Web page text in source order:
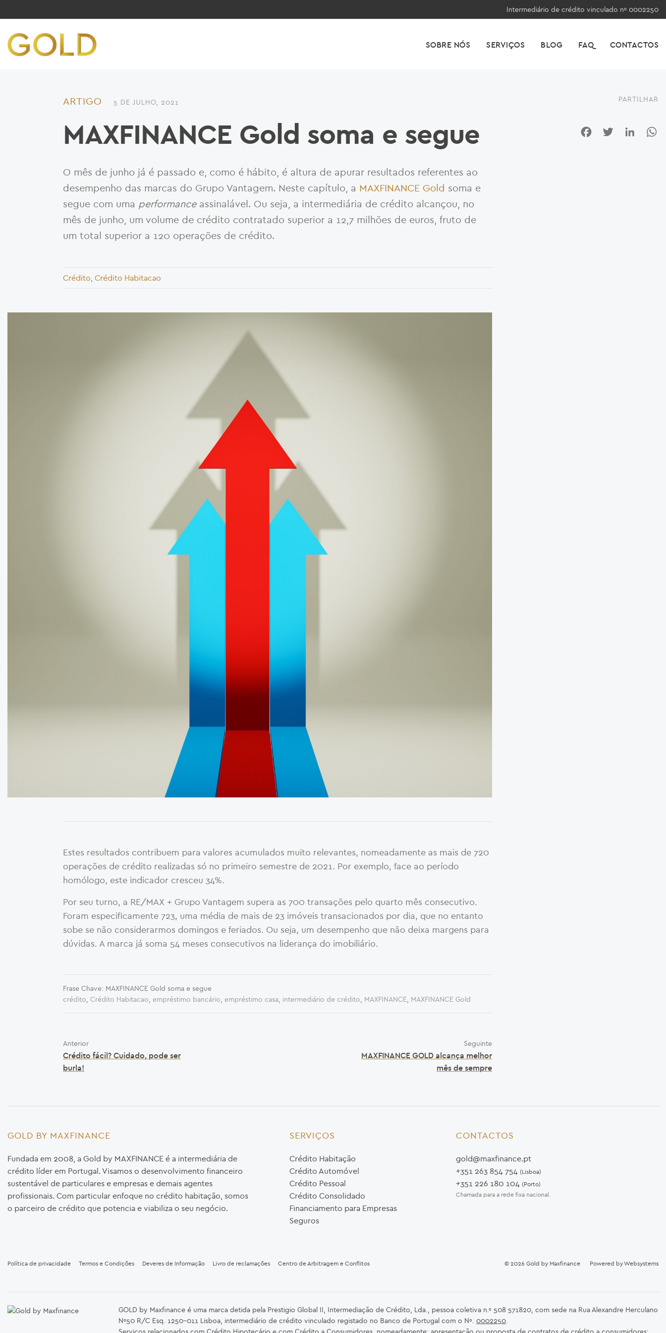
Intermediário de crédito vinculado nº 0002250
SOBRE NÓS SERVIÇOS BLOG FAQ CONTACTOS
ARTIGO 5 DE JULHO, 2021
MAXFINANCE Gold soma e segue
O mês de junho já é passado e, como é hábito, é altura de apurar resultados referentes ao
desempenho das marcas do Grupo Vantagem. Neste capítulo, a MAXFINANCE Gold soma e
segue com uma performanceassinalável. Ou seja, a intermediária de crédito alcançou, no
mês de junho, um volume de crédito contratado superior a 12,7 milhões de euros, fruto de
um total superior a 120 operações de crédito.
Crédito, Crédito Habitacao
PARTILHAR
FacebookTwitter
Estes resultados contribuem para valores acumulados muito relevantes, nomeadamente as mais de 720
operações de crédito realizadas só no primeiro semestre de 2021. Por exemplo, face ao período
homólogo, este indicador cresceu 34%.
Por seu turno, a RE/MAX + Grupo Vantagem supera as 700 transações pelo quarto mês consecutivo.
Foram especificamente 723, uma média de mais de 23 imóveis transacionados por dia, que no entanto
sobe se não considerarmos domingos e feriados. Ou seja, um desempenho que não deixa margens para
dúvidas. A marca já soma 54 meses consecutivos na liderança do imobiliário.
Frase Chave: MAXFINANCE Gold soma e segue
crédito, Crédito Habitacao, empréstimo bancário, empréstimo casa, intermediário de crédito, MAXFINANCE, MAXFINANCE Gold
Anterior
Crédito fácil? Cuidado, pode ser
burla!
Seguinte
MAXFINANCE GOLD alcança melhor
mês de sempre
GOLD BY MAXFINANCE
Fundada em 2008, a Gold by MAXFINANCE é a intermediária de
crédito líder em Portugal. Visamos o desenvolvimento financeiro
sustentável de particulares e empresas e demais agentes
profissionais. Com particular enfoque no crédito habitação, somos
o parceiro de crédito que potencia e viabiliza o seu negócio.
SERVIÇOS
Crédito Habitação
Crédito Automóvel
Crédito Pessoal
Crédito Consolidado
Financiamento para Empresas
Seguros
CONTACTOS
gold@maxfinance.pt
+351 263 854 754 (Lisboa)
+351 226 180 104 (Porto)
Chamada para a rede fixa nacional.
Política de privacidade Termos e Condições Deveres de Informação Livro de reclamações Centro de Arbitragem e Conflitos © 2026 Gold by Maxfinance Powered byWebsystems
GOLD by Maxfinance é uma marca detida pela Prestigio Global II, Intermediação de Crédito, Lda., pessoa coletiva n.º 508 571820, com sede na Rua Alexandre Herculano
Nº50 R/C Esq. 1250-011 Lisboa, intermediário de crédito vinculado registado no Banco de Portugal com o Nº. 0002250.